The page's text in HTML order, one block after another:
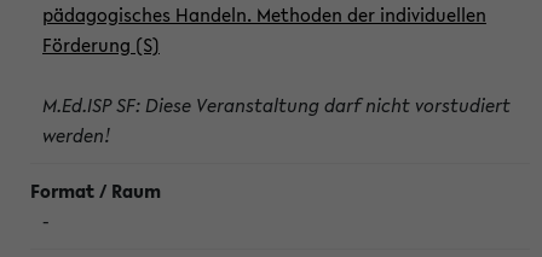
pädagogisches Handeln. Methoden der individuellen
Förderung (S)
M.Ed.ISP SF: Diese Veranstaltung darf nicht vorstudiert
werden!
-